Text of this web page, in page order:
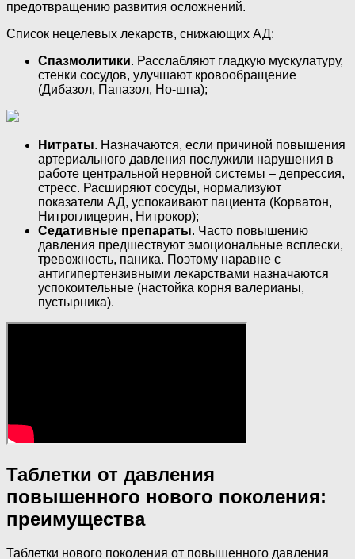
предотвращению развития осложнений.
Список нецелевых лекарств, снижающих АД:
Спазмолитики. Расслабляют гладкую мускулатуру,
стенки сосудов, улучшают кровообращение
(Дибазол, Папазол, Но-шпа);
Нитраты. Назначаются, если причиной повышения
артериального давления послужили нарушения в
работе центральной нервной системы – депрессия,
стресс. Расширяют сосуды, нормализуют
показатели АД, успокаивают пациента (Корватон,
Нитроглицерин, Нитрокор);
Седативные препараты. Часто повышению
давления предшествуют эмоциональные всплески,
тревожность, паника. Поэтому наравне с
антигипертензивными лекарствами назначаются
успокоительные (настойка корня валерианы,
пустырника).
Таблетки от давления
повышенного нового поколения:
преимущества
Таблетки нового поколения от повышенного давления